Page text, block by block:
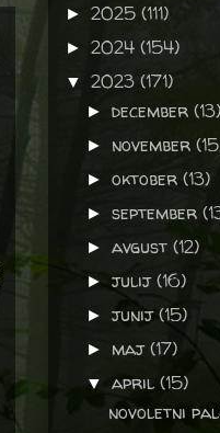
► 2025 (111)
► 2024 (154)
▼ 2023 (171)
►december(13)
► november
►oktober(13)
►september
►avgust(12)
►julij(16)
►junij(15)
► maj(17)
▼april(15)
novoletni